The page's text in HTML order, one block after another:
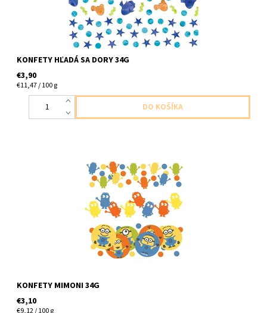
KONFETY HĽADÁ SA DORY 34G
€3,90
€11,47 / 100 g
Konfety Mimon 34g v baleni
KONFETY MIMONI 34G
€3,10
€9,12 / 100 g